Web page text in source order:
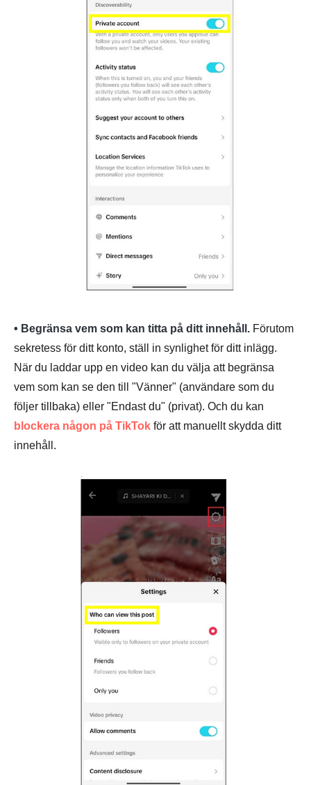
• Begränsa vem som kan titta på ditt innehåll. Förutom
sekretess för ditt konto, ställ in synlighet för ditt inlägg.
När du laddar upp en video kan du välja att begränsa
vem som kan se den till "Vänner" (användare som du
följer tillbaka) eller "Endast du" (privat). Och du kan
blockera någon på TikTok för att manuellt skydda ditt
innehåll.